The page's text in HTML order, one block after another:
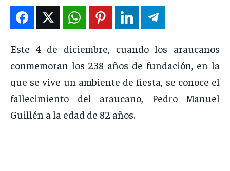
DEPORTES
ENTRETENIMIENTO
INSTITUCIONAL
PUATE CON NOSOTROS
DEPORTES
ENTRETENIMIENTO
INSTITUCIONAL
PUATE CON NOSOTROS
DEPORTES
ENTRETENIMIENTO
INSTITUCIONAL
PUATE CON NOSOTROS
DEPORTES
ENTRETENIMIENTO
INSTITUCIONAL
PUATE CON NOSOTROS
Este 4 de diciembre, cuando los araucanos
conmemoran los 238 años de fundación, en la
que se vive un ambiente de fiesta, se conoce el
fallecimiento del araucano, Pedro Manuel
Guillén a la edad de 82 años.